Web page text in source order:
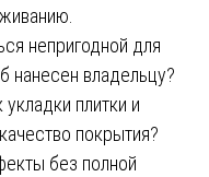
непригодной для
нанесен владельцу?
плитки и
покрытия?
без полной